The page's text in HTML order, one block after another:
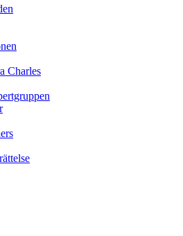
Charles